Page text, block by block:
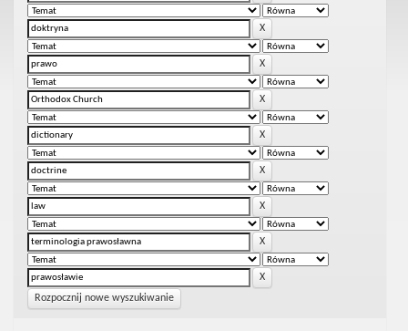
Rozpocznij nowe wyszukiwanie